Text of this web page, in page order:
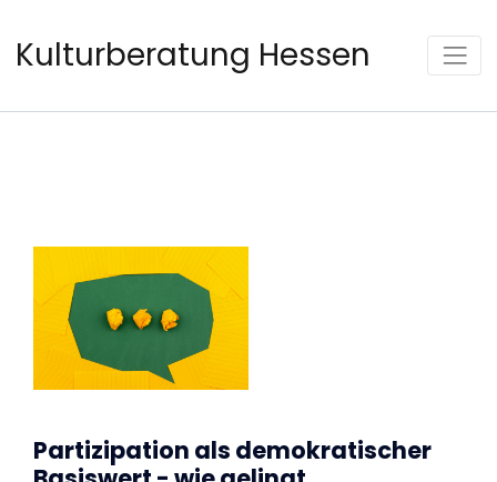
Kulturberatung Hessen
Partizipation als demokratischer